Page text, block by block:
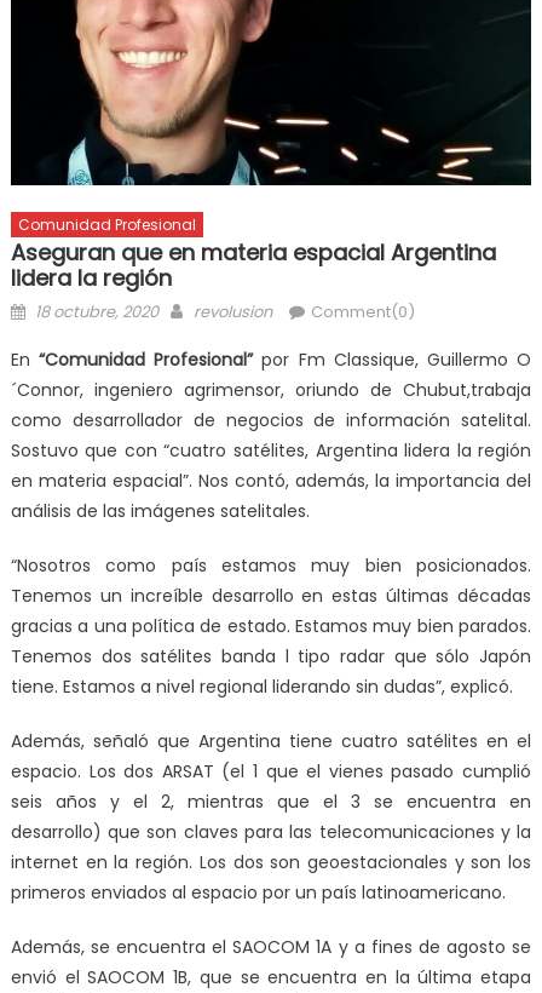
Comunidad Profesional
Aseguran que en materia espacial Argentina
lidera la región
18 octubre, 2020 revolusion Comment(0)
En “Comunidad Profesional”por Fm Classique, Guillermo O
´Connor, ingeniero agrimensor, oriundo de Chubut,trabaja
como desarrollador de negocios de información satelital.
Sostuvo que con “cuatro satélites, Argentina lidera la región
en materia espacial”. Nos contó, además, la importancia del
análisis de las imágenes satelitales.
“Nosotros como país estamos muy bien posicionados.
Tenemos un increíble desarrollo en estas últimas décadas
gracias a una política de estado. Estamos muy bien parados.
Tenemos dos satélites banda l tipo radar que sólo Japón
tiene. Estamos a nivel regional liderando sin dudas”, explicó.
Además, señaló que Argentina tiene cuatro satélites en el
espacio. Los dos ARSAT (el 1 que el vienes pasado cumplió
seis años y el 2, mientras que el 3 se encuentra en
desarrollo) que son claves para las telecomunicaciones y la
internet en la región. Los dos son geoestacionales y son los
primeros enviados al espacio por un país latinoamericano.
Además, se encuentra el SAOCOM 1A y a fines de agosto se
envió el SAOCOM 1B, que se encuentra en la última etapa